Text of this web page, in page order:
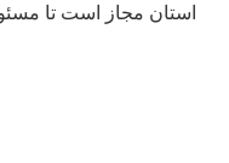
استان مجاز است تا